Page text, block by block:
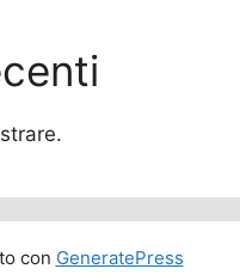
con GeneratePress